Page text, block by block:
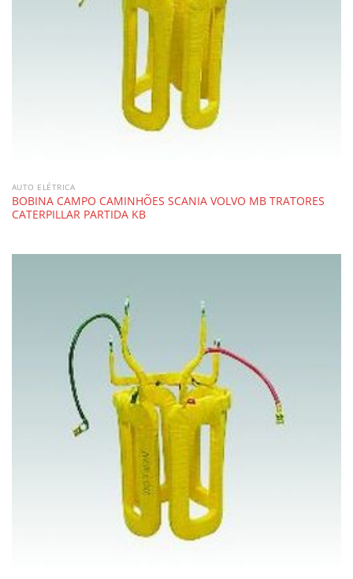
AUTO ELÉTRICA
BOBINA CAMPO CAMINHÕES SCANIA VOLVO MB TRATORES
CATERPILLAR PARTIDA KB